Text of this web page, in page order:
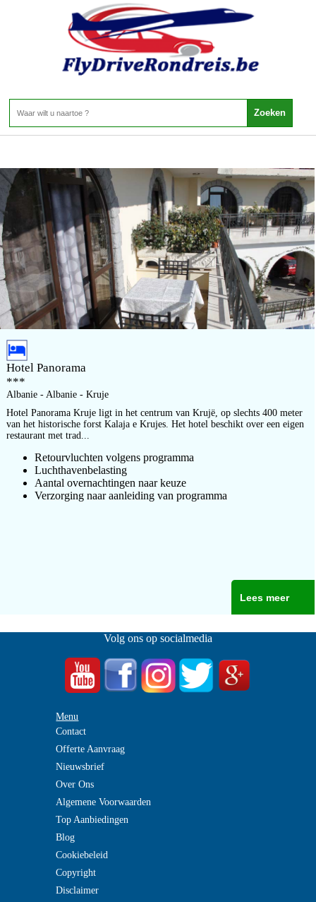
Albanie - Albanie - Kruje
Home>Albanie>Albanie>Kruje
Kruje 1 Aanbieding
Hotel Panorama
***
Albanie - Albanie - Kruje
Hotel Panorama Kruje ligt in het centrum van Krujë, op slechts 400 meter
van het historische forst Kalaja e Krujes. Het hotel beschikt over een eigen
restaurant met trad...
Retourvluchten volgens programma
Luchthavenbelasting
Aantal overnachtingen naar keuze
Verzorging naar aanleiding van programma
Lees meer
Volg ons op socialmedia
Menu
Contact
Offerte Aanvraag
Nieuwsbrief
Over Ons
Algemene Voorwaarden
Top Aanbiedingen
Blog
Cookiebeleid
Copyright
Disclaimer